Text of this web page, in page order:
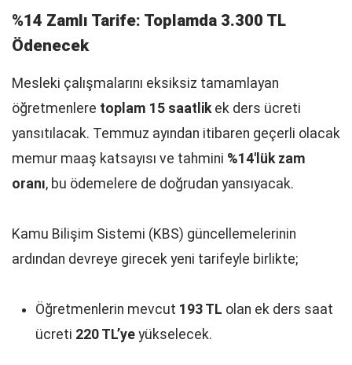
%14 Zamlı Tarife: Toplamda 3.300 TL
Ödenecek
Mesleki çalışmalarını eksiksiz tamamlayan
öğretmenlere toplam 15 saatlikek ders ücreti
yansıtılacak. Temmuz ayından itibaren geçerli olacak
memur maaş katsayısı ve tahmini %14'lük zam
oranı, bu ödemelere de doğrudan yansıyacak.
Kamu Bilişim Sistemi (KBS) güncellemelerinin
ardından devreye girecek yeni tarifeyle birlikte;
Öğretmenlerin mevcut 193 TL olan ek ders saat
ücreti 220 TL’ye yükselecek.